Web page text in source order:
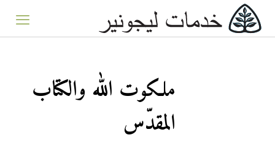
ملكوت الله والكتاب
المقدّس